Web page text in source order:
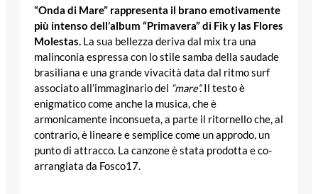
“Onda di Mare” rappresenta il brano emotivamente
più intenso dell’album “Primavera” di Fik y las Flores
Molestas. La sua bellezza deriva dal mix tra una
malinconia espressa con lo stile samba della saudade
brasiliana e una grande vivacità data dal ritmo surf
associato all’immaginario del “mare”.Il testo è
enigmatico come anche la musica, che è
armonicamente inconsueta, a parte il ritornello che, al
contrario, è lineare e semplice come un approdo, un
punto di attracco. La canzone è stata prodotta e co-
arrangiata da Fosco17.